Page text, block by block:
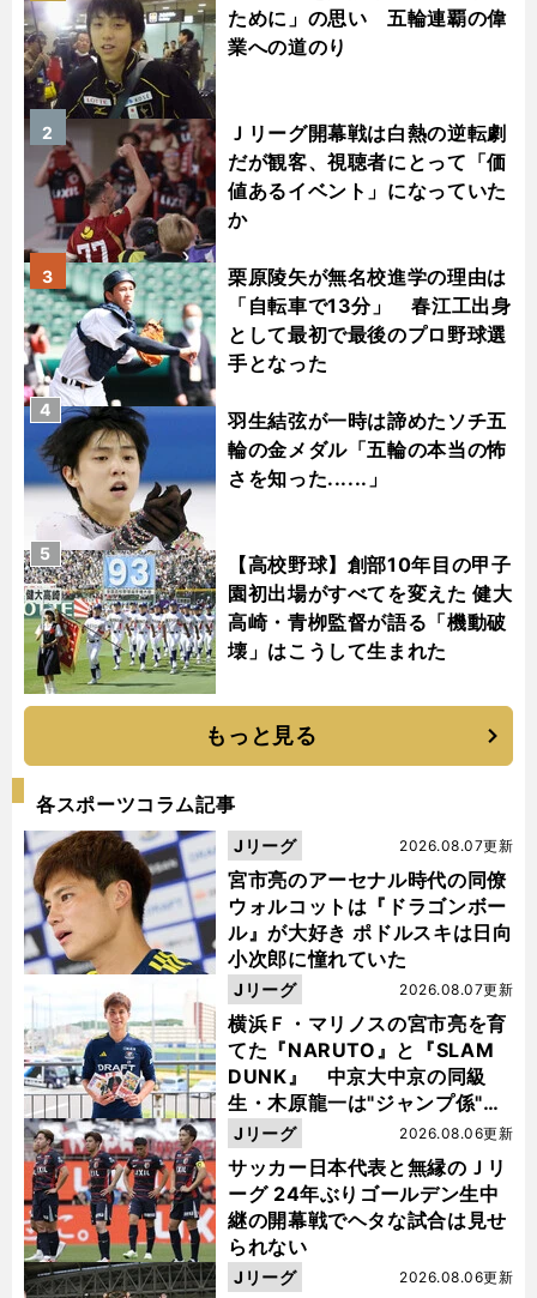
ために」の思い 五輪連覇の偉
業への道のり
Ｊリーグ開幕戦は白熱の逆転劇
だが観客、視聴者にとって「価
値あるイベント」になっていた
か
2
栗原陵矢が無名校進学の理由は
「自転車で13分」 春江工出身
として最初で最後のプロ野球選
手となった
3
羽生結弦が一時は諦めたソチ五
輪の金メダル「五輪の本当の怖
さを知った......」
4
【高校野球】創部10年目の甲子
園初出場がすべてを変えた 健大
高崎・青栁監督が語る「機動破
壊」はこうして生まれた
5
もっと見る
各スポーツコラム記事
宮市亮のアーセナル時代の同僚
ウォルコットは『ドラゴンボー
ル』が大好き ポドルスキは日向
小次郎に憧れていた
2026.08.07更新
Jリーグ
横浜Ｆ・マリノスの宮市亮を育
てた『NARUTO』と『SLAM
DUNK』 中京大中京の同級
生・木原龍一は"ジャンプ係"だ
った
2026.08.07更新
Jリーグ
サッカー日本代表と無縁のＪリ
ーグ 24年ぶりゴールデン生中
継の開幕戦でヘタな試合は見せ
られない
2026.08.06更新
Jリーグ
2026.08.06更新
Jリーグ